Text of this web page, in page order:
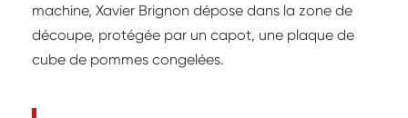
machine, Xavier Brignon dépose dans la zone de
découpe, protégée par un capot, une plaque de
cube de pommes congelées.